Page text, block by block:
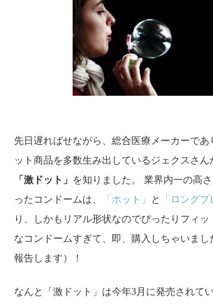
先日遅ればせながら、総合医療メーカーであ
ット商品を多数生み出しているジェクスさん
「激ドット」 を知りました。 業界内一の高
ったコンドームは、
「ホット」 と 「ロングプ
り、しかもリアル形状なのでぴったりフィ
なコンドームすぎて、即、購入しちゃいまし
報告します）！
なんと「激ドット」は今年3月に発売されて